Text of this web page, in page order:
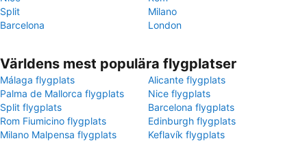
Split
Milano
Barcelona
London
Världens mest populära flygplatser
Málaga flygplats
Alicante flygplats
Palma de Mallorca flygplats
Nice flygplats
Split flygplats
Barcelona flygplats
Rom Fiumicino flygplats
Edinburgh flygplats
Milano Malpensa flygplats
Keflavík flygplats